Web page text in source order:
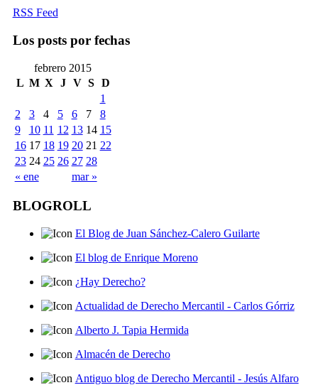
RSS Feed
Los posts por fechas
febrero 2015
L M X J V S D
« ene mar »
1
2
3 4 5 6 7
8
9
10 11 12 13 14 15
16 17 18 19 20 21 22
23 24 25 26 27 28
BLOGROLL
El Blog de Juan Sánchez-Calero Guilarte
El blog de Enrique Moreno
¿Hay Derecho?
Actualidad de Derecho Mercantil - Carlos Górriz
Alberto J. Tapia Hermida
Almacén de Derecho
Antiguo blog de Derecho Mercantil - Jesús Alfaro